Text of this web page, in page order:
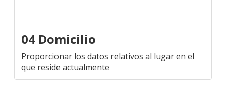
04 Domicilio
Proporcionar los datos relativos al lugar en el
que reside actualmente